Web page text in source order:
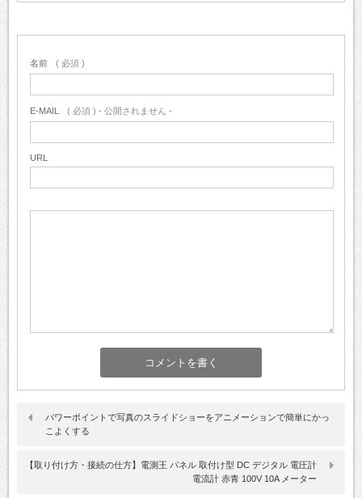
名前 ( 必須 )
E-MAIL ( 必須 ) - 公開されません -
URL
パワーポイントで写真のスライドショーをアニメーションで簡単にかっ
こよくする
【取り付け方・接続の仕方】電測王 パネル 取付け型 DC デジタル 電圧計
電流計 赤青 100V 10A メーター